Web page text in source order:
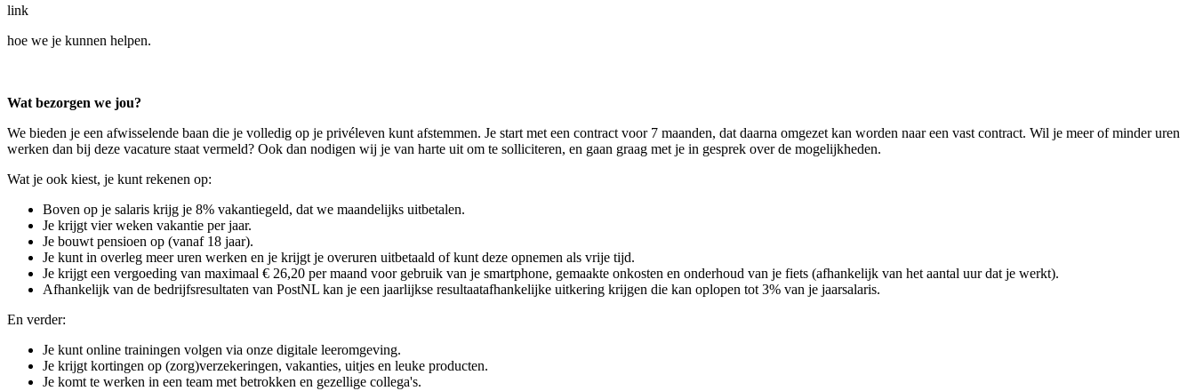
link
hoe we je kunnen helpen.
Wat bezorgen we jou?
We bieden je een afwisselende baan die je volledig op je privéleven kunt afstemmen. Je start met een contract voor 7 maanden, dat daarna omgezet kan worden naar een vast contract. Wil je meer of minder uren
werken dan bij deze vacature staat vermeld? Ook dan nodigen wij je van harte uit om te solliciteren, en gaan graag met je in gesprek over de mogelijkheden.
Wat je ook kiest, je kunt rekenen op:
Boven op je salaris krijg je 8% vakantiegeld, dat we maandelijks uitbetalen.
Je krijgt vier weken vakantie per jaar.
Je bouwt pensioen op (vanaf 18 jaar).
Je kunt in overleg meer uren werken en je krijgt je overuren uitbetaald of kunt deze opnemen als vrije tijd.
Je krijgt een vergoeding van maximaal € 26,20 per maand voor gebruik van je smartphone, gemaakte onkosten en onderhoud van je fiets (afhankelijk van het aantal uur dat je werkt).
Afhankelijk van de bedrijfsresultaten van PostNL kan je een jaarlijkse resultaatafhankelijke uitkering krijgen die kan oplopen tot 3% van je jaarsalaris.
En verder:
Je kunt online trainingen volgen via onze digitale leeromgeving.
Je krijgt kortingen op (zorg)verzekeringen, vakanties, uitjes en leuke producten.
Je komt te werken in een team met betrokken en gezellige collega's.